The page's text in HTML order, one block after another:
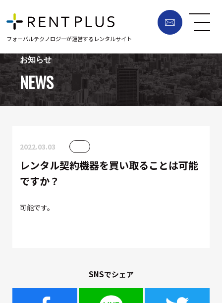
フォーバルテクノロジーが運営するレンタルサイト
NEWS
お知らせ
2022.03.03
レンタル契約機器を買い取ることは可能
ですか？
可能です。
SNSでシェア